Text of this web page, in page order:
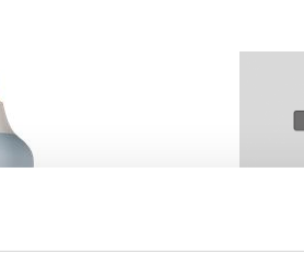
Figur 46.